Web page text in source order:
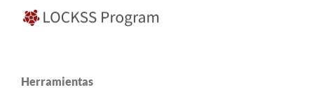
Herramientas